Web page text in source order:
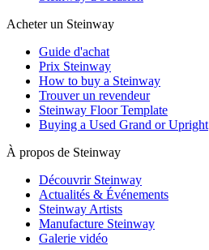
Acheter un Steinway
Guide d'achat
Prix Steinway
How to buy a Steinway
Trouver un revendeur
Steinway Floor Template
Buying a Used Grand or Upright
À propos de Steinway
Découvrir Steinway
Actualités & Événements
Steinway Artists
Manufacture Steinway
Galerie vidéo